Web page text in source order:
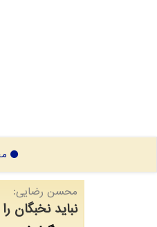
محسن رضایی:
نباید نخبگان